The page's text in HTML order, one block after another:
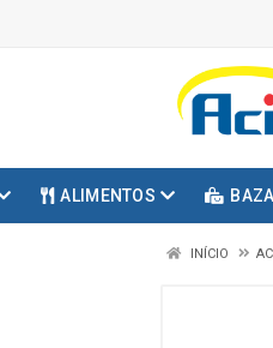
ALIMENTOS
INÍCIO